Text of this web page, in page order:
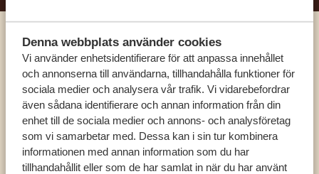
Denna webbplats använder cookies
Vi använder enhetsidentifierare för att anpassa innehållet
och annonserna till användarna, tillhandahålla funktioner för
sociala medier och analysera vår trafik. Vi vidarebefordrar
även sådana identifierare och annan information från din
enhet till de sociala medier och annons- och analysföretag
som vi samarbetar med. Dessa kan i sin tur kombinera
informationen med annan information som du har
tillhandahållit eller som de har samlat in när du har använt
Ring en av våra experter
VÅRA SPECIALISTER FINNS HÄR FÖR ATT
HJÄLPA DIG
SV:+31 174 788 101